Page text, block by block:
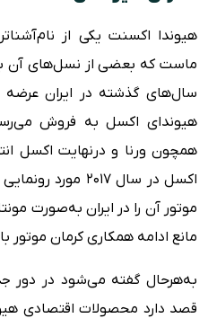
هیوندا اکسنت یکی از
ماست که بعضی از نسل‌های آن
سال‌های گذشته در ایران عرضه
هیوندای اکسل به فروش
همچون ورنا و درنهایت اکسل
اکسل در سال ۲۰۱۷
موتور آن را در ایران به‌صورت
مانع ادامه همکاری کرمان موتور
به‌هرحال گفته می‌شود در دور